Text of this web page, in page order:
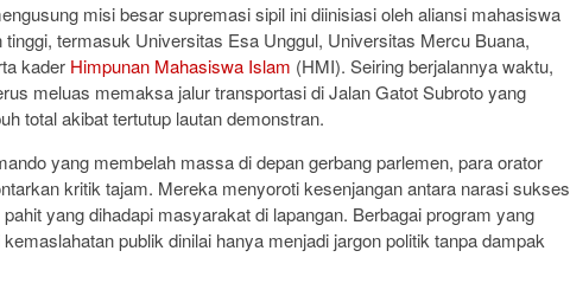
misi besar supremasi sipil ini diinisiasi oleh aliansi mahasiswa
tinggi, termasuk Universitas Esa Unggul, Universitas Mercu Buana,
kader Himpunan Mahasiswa Islam (HMI). Seiring berjalannya waktu,
meluas memaksa jalur transportasi di Jalan Gatot Subroto yang
total akibat tertutup lautan demonstran.
yang membelah massa di depan gerbang parlemen, para orator
kritik tajam. Mereka menyoroti kesenjangan antara narasi sukses
yang dihadapi masyarakat di lapangan. Berbagai program yang
publik dinilai hanya menjadi jargon politik tanpa dampak